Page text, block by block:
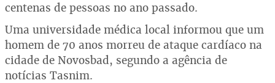
centenas de pessoas no ano passado.
Uma universidade médica local informou que um
homem de 70 anos morreu de ataque cardíaco na
cidade de Novosbad, segundo a agência de
notícias Tasnim.